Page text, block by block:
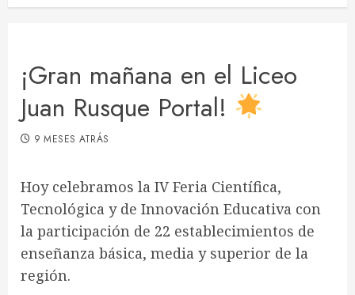
¡Gran mañana en el Liceo
Juan Rusque Portal!
9 MESES ATRÁS
Hoy celebramos la IV Feria Científica,
Tecnológica y de Innovación Educativa con
la participación de 22 establecimientos de
enseñanza básica, media y superior de la
región.